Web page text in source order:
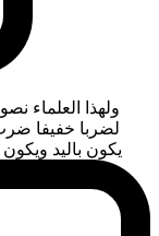
ولهذا العلماء
لضربا خفيفا
يكون باليد